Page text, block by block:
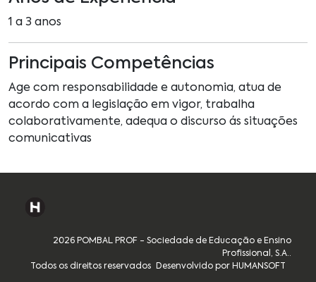
1 a 3 anos
Principais Competências
Age com responsabilidade e autonomia, atua de
acordo com a legislação em vigor, trabalha
colaborativamente, adequa o discurso ás situações
comunicativas
2026 POMBAL PROF - Sociedade de Educação e Ensino
Profissional, S.A..
Todos os direitos reservados
Desenvolvido por HUMANSOFT